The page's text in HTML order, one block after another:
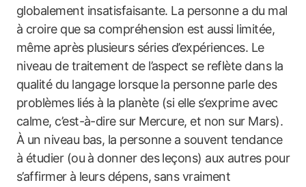
globalement insatisfaisante. La personne a du mal
à croire que sa compréhension est aussi limitée,
même après plusieurs séries d’expériences. Le
niveau de traitement de l’aspect se reflète dans la
qualité du langage lorsque la personne parle des
problèmes liés à la planète (si elle s’exprime avec
calme, c’est-à-dire sur Mercure, et non sur Mars).
À un niveau bas, la personne a souvent tendance
à étudier (ou à donner des leçons) aux autres pour
s’affirmer à leurs dépens, sans vraiment